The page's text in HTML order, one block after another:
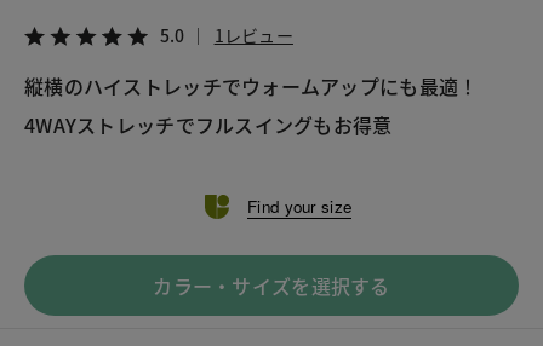
5.0 1レビュー
縦横のハイストレッチでウォームアップにも最適！
4WAYストレッチでフルスイングもお得意
Find your size
カラー・サイズを選択する
LINE X